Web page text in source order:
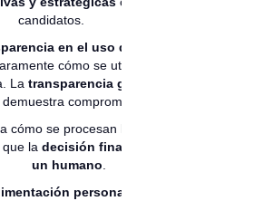
candidatos.
en el uso de IA
cómo se utiliza la
La transparencia genera
demuestra compromiso ético.
cómo se procesan los datos.
la decisión final la toma
un humano
personalizada